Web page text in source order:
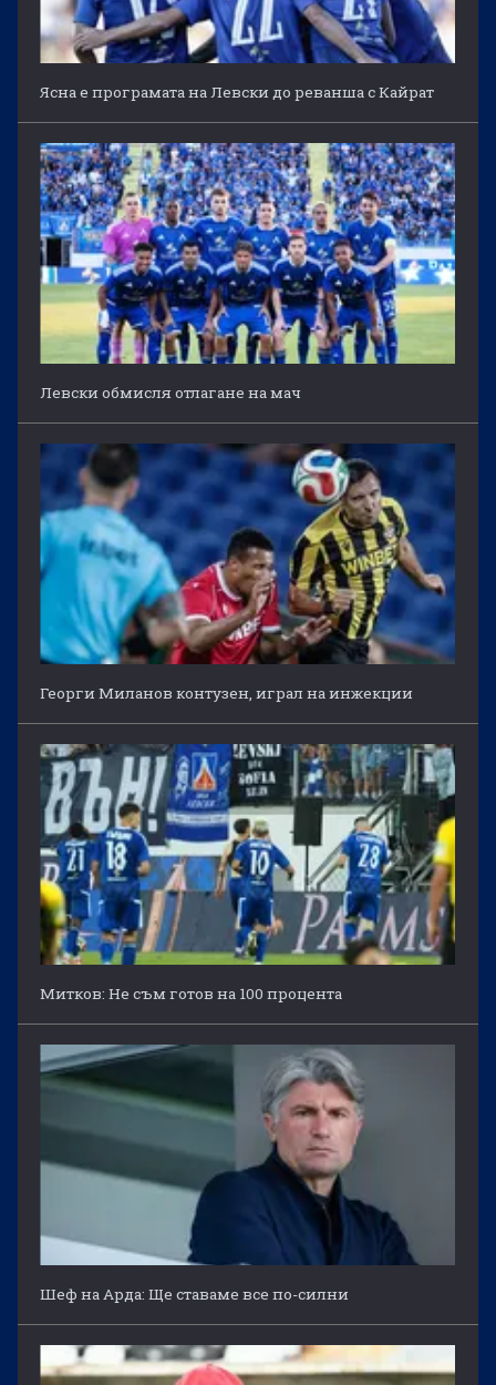
Ясна е програмата на Левски до реванша с Кайрат
Левски обмисля отлагане на мач
Георги Миланов контузен, играл на инжекции
Митков: Не съм готов на 100 процента
Шеф на Арда: Ще ставаме все по-силни